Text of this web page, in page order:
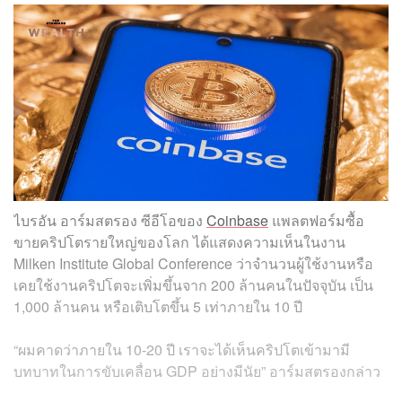
ไบรอัน อาร์มสตรอง ซีอีโอของ Coinbase แพลตฟอร์มซื้อ
ขายคริปโตรายใหญ่ของโลก ได้แสดงความเห็นในงาน
Milken Institute Global Conference ว่าจำนวนผู้ใช้งานหรือ
เคยใช้งานคริปโตจะเพิ่มขึ้นจาก 200 ล้านคนในปัจจุบัน เป็น
1,000 ล้านคน หรือเติบโตขึ้น 5 เท่าภายใน 10 ปี
“ผมคาดว่าภายใน 10-20 ปี เราจะได้เห็นคริปโตเข้ามามี
บทบาทในการขับเคลื่อน GDP อย่างมีนัย” อาร์มสตรองกล่าว